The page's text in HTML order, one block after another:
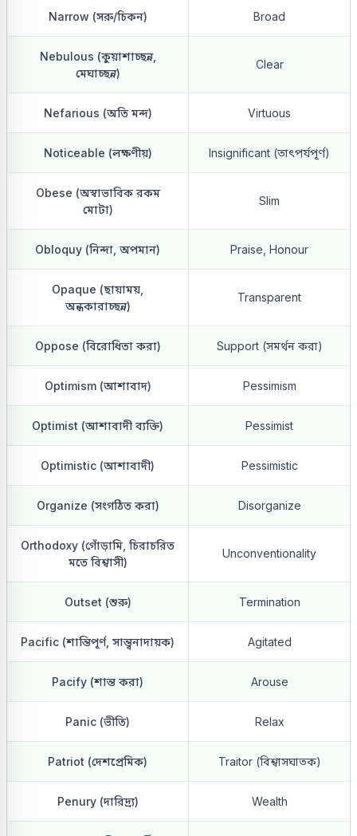
Narrow (সরু/চিকন) Broad
Nebulous (কুয়াশাচ্ছন্ন,
মেঘাচ্ছন্ন)
Clear
Nefarious (অতি মন্দ) Virtuous
Noticeable (লক্ষণীয়) Insignificant (তাৎপর্যপূর্ণ)
Obese (অস্বাভাবিক রকম
মোটা)
Slim
Obloquy (নিন্দা, অপমান) Praise, Honour
Opaque (ছায়াময়,
অন্ধকারাচ্ছন্ন)
Transparent
Oppose (বিরোধিতা করা) Support (সমর্থন করা)
Optimism (আশাবাদ) Pessimism
Optimist (আশাবাদী ব্যক্তি) Pessimist
Optimistic (আশাবাদী) Pessimistic
Organize (সংগঠিত করা) Disorganize
Orthodoxy (গোঁড়ামি, চিরাচরিত
মতে বিশ্বাসী)
Unconventionality
Outset (শুরু) Termination
Pacific (শান্তিপূর্ণ, সান্ত্বনাদায়ক) Agitated
Pacify (শান্ত করা) Arouse
Panic (ভীতি) Relax
Patriot (দেশপ্রেমিক) Traitor (বিশ্বাসঘাতক)
Penury (দারিদ্র্য) Wealth